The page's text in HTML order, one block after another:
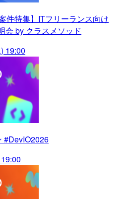
件特集】ITフリーランス向け
会 by クラスメソッド
19:00
#DevIO2026